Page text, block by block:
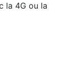
la 4G ou la